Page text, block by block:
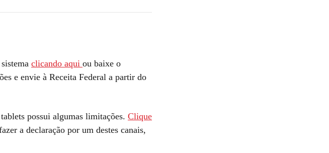
clicando aqui ou baixe o
e envie à Receita Federal a partir do
possui algumas limitações. Clique
a declaração por um destes canais,